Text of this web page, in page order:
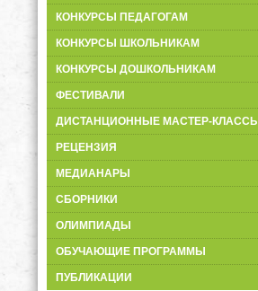
КОНКУРСЫ ПЕДАГОГАМ
КОНКУРСЫ ШКОЛЬНИКАМ
КОНКУРСЫ ДОШКОЛЬНИКАМ
ФЕСТИВАЛИ
ДИСТАНЦИОННЫЕ МАСТЕР-КЛАССЫ
РЕЦЕНЗИЯ
МЕДИАНАРЫ
СБОРНИКИ
ОЛИМПИАДЫ
ОБУЧАЮЩИЕ ПРОГРАММЫ
ПУБЛИКАЦИИ